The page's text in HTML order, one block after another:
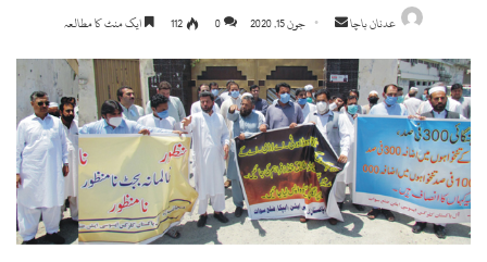
عدنان باچا
Send
email
جون 15, 2020 0
112 ایک منٹ کا مطالعہ